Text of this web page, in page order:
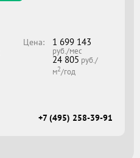
Цена: 1 699 143
руб./мес
24 805 руб./
м2/год
+7 (495) 258-39-91